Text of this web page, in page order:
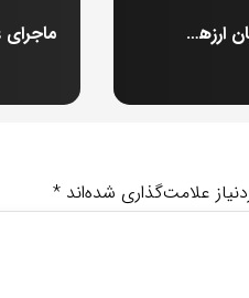
نامزدهای جدید ترامپ؛ حامیان پنهان ارزهای دیجیتال؟
علامت‌گذاری شده‌اند *